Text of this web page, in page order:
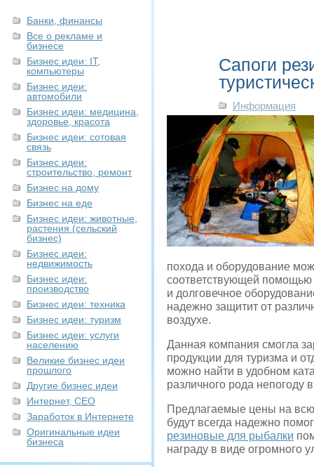
Банки, финансы
Все о рекламе и
бизнесе
Бизнес идеи: IT,
компьютеры
Бизнес идеи:
автомобили
Бизнес идеи: медицина,
здоровье, красота
Бизнес идеи: сотовая
связь
Бизнес идеи:
строительство, ремонт
Бизнес на дому
Бизнес на еде
Бизнес идеи: животные,
растения (сельский
бизнес)
Бизнес идеи:
недвижимость
Бизнес идеи:
производство
Бизнес идеи: техника
Бизнес идеи: туризм
Бизнес идеи: услуги
населению
Великие бизнес идеи
прошлого
Другие бизнес идеи
Интернет, СЕО
Заработок в Интернете
Оригинальные идеи
бизнеса
Сапоги
Информация
похода и оборудование
соответствующей помощью
и долговечное
надежно защитит от
воздухе.
Данная компания смогла
продукции для туризма и
можно найти в удобном
различного рода непогоду
Предлагаемые цены на всю
будут всегда надежно
резиновые для рыбалки
награду в виде огромного